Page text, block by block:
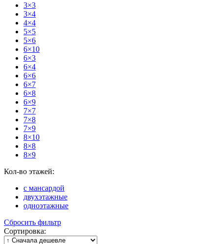
3×3
3×4
4×4
5×5
5×6
6×10
6×3
6×4
6×6
6×7
6×8
6×9
7×7
7×8
7×9
8×10
8×8
8×9
Кол-во этажей:
с мансардой
двухэтажные
одноэтажные
Сбросить фильтр
Сортировка: